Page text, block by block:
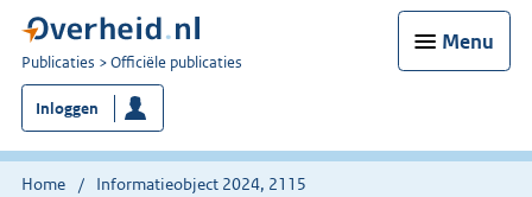
Menu
U
bent
nu
hier:
Publicaties Officiële publicaties
Inloggen
Home Informatieobject 2024, 2115